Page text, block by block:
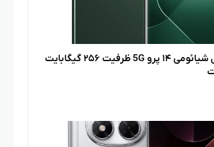
گوشی موبایل شیائومی ۱۴ پرو 5G ظرفیت ۲۵۶ گیگابایت